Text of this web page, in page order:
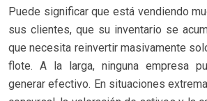
Puede significar que está vendiendo
sus clientes, que su inventario se
que necesita reinvertir masivamente
flote. A la larga, ninguna empresa
generar efectivo. En situaciones